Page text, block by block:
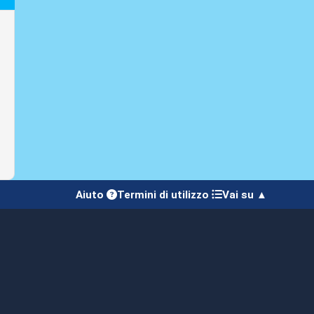
Aiuto Termini di utilizzo Vai su ▲